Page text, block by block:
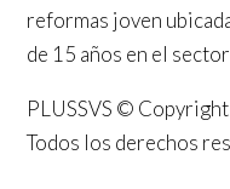
reformas joven
de 15 años en el
PLUSSVS ©
Todos los derechos